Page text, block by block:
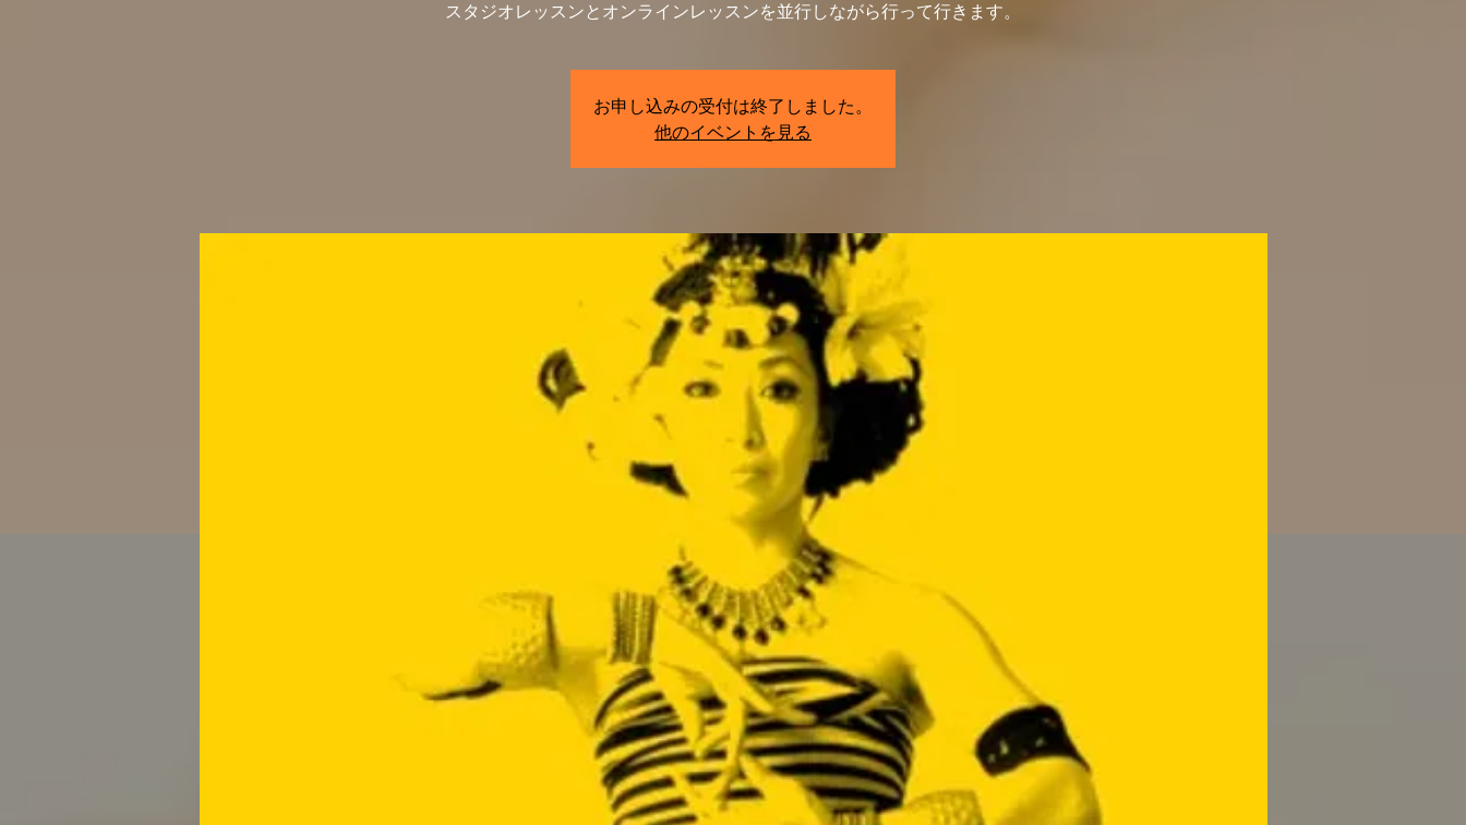
スタジオレッスンとオンラインレッスンを並行しながら行って行きます。
お申し込みの受付は終了しました。
他のイベントを見る